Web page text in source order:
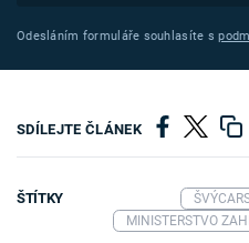
Odesláním formuláře souhlasíte s
SDÍLEJTE ČLÁNEK
ŠTÍTKY
MINISTERSTVO